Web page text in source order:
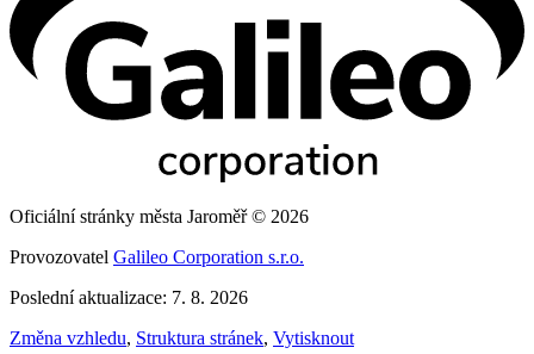
Oficiální stránky města Jaroměř © 2026
Provozovatel Galileo Corporation s.r.o.
Poslední aktualizace: 7. 8. 2026
Změna vzhledu, Struktura stránek, Vytisknout